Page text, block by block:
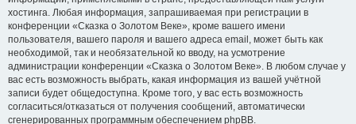
хостинга. Любая информация, запрашиваемая при регистрации в
конференции «Сказка о Золотом Веке», кроме вашего имени
пользователя, вашего пароля и вашего адреса email, может быть как
необходимой, так и необязательной ко вводу, на усмотрение
администрации конференции «Сказка о Золотом Веке». В любом случае у
вас есть возможность выбрать, какая информация из вашей учётной
записи будет общедоступна. Кроме того, у вас есть возможность
согласиться/отказаться от получения сообщений, автоматически
сгенерированных программным обеспечением phpBB.